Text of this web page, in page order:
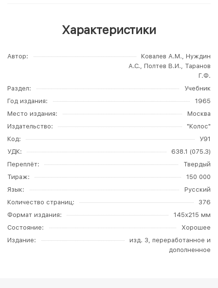
Характеристики
Автор
Ковалев А.М., Нуждин
А.С., Полтев В.И., Таранов
Г.Ф.
Раздел
Учебник
Год издания
1965
Место издания
Москва
Издательство
"Колос"
Код
У91
УДК
638.1 (075.3)
Переплёт
Твердый
Тираж
150 000
Язык
Русский
Количество страниц
376
Формат издания
145х215 мм
Состояние
Хорошее
Издание
изд. 3, переработанное и
дополненное